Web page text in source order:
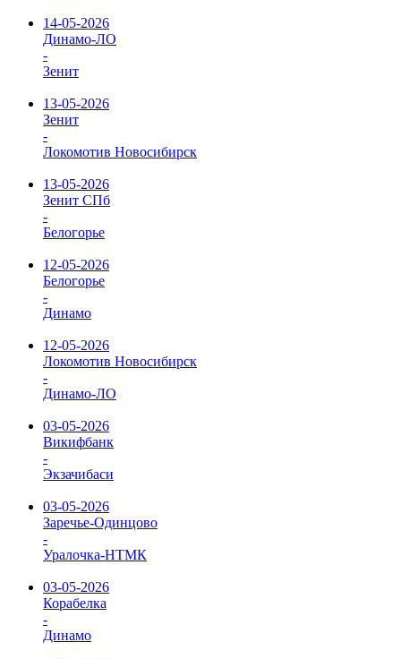
14-05-2026
Динамо-ЛО
-
Зенит
13-05-2026
Зенит
-
Локомотив Новосибирск
13-05-2026
Зенит СПб
-
Белогорье
12-05-2026
Белогорье
-
Динамо
12-05-2026
Локомотив Новосибирск
-
Динамо-ЛО
03-05-2026
Викифбанк
-
Экзачибаси
03-05-2026
Заречье-Одинцово
-
Уралочка-НТМК
03-05-2026
Корабелка
-
Динамо